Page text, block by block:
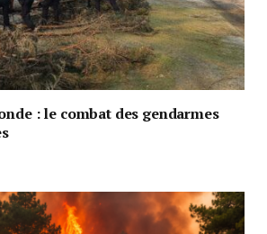
: le combat des gendarmes